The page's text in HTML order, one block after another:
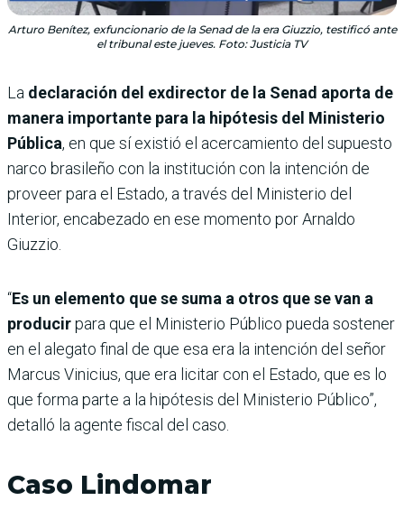
Arturo Benítez, exfuncionario de la Senad de la era Giuzzio, testificó ante
el tribunal este jueves. Foto: Justicia TV
La declaración del exdirector de la Senad aporta de
manera importante para la hipótesis del Ministerio
Pública, en que sí existió el acercamiento del supuesto
narco brasileño con la institución con la intención de
proveer para el Estado, a través del Ministerio del
Interior, encabezado en ese momento por Arnaldo
Giuzzio.
“Es un elemento que se suma a otros que se van a
producirpara que el Ministerio Público pueda sostener
en el alegato final de que esa era la intención del señor
Marcus Vinicius, que era licitar con el Estado, que es lo
que forma parte a la hipótesis del Ministerio Público”,
detalló la agente fiscal del caso.
Caso Lindomar